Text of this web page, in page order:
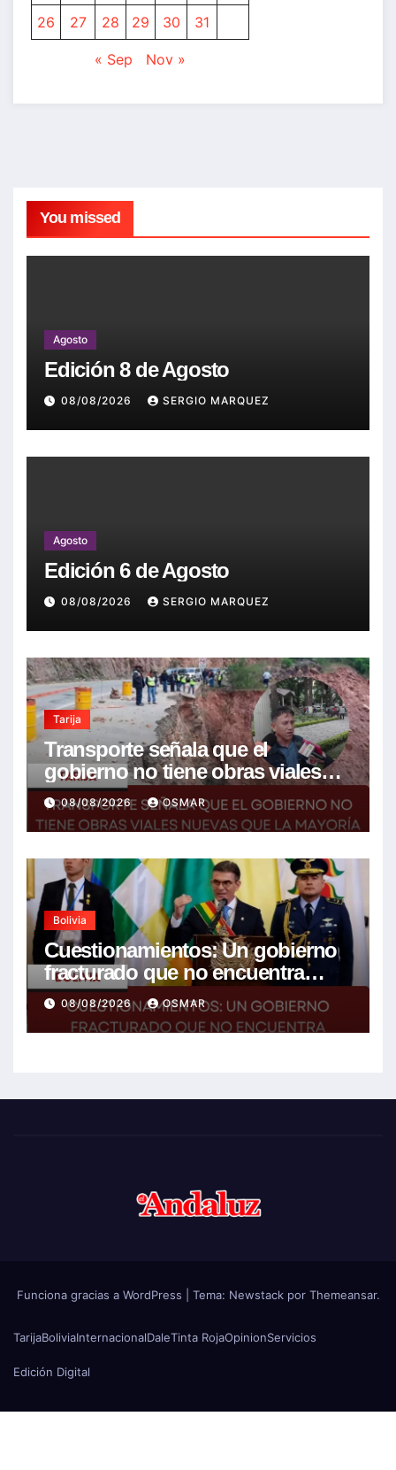
26
27 28 29 30 31
« Sep Nov »
You missed
Agosto
Edición 8 de Agosto
08/08/2026 SERGIO MARQUEZ
Agosto
Edición 6 de Agosto
08/08/2026 SERGIO MARQUEZ
Tarija
Transporte señala que el
gobierno no tiene obras viales
nuevas que la mayoría son de la
anterior gestión
08/08/2026 OSMAR
Bolivia
Cuestionamientos: Un gobierno
fracturado que no encuentra
soluciones a la crisis
08/08/2026 OSMAR
Funciona gracias a WordPress Tema: Newstackpor Themeansar.
TarijaBoliviaInternacionalDaleTinta RojaOpinionServicios
Edición Digital